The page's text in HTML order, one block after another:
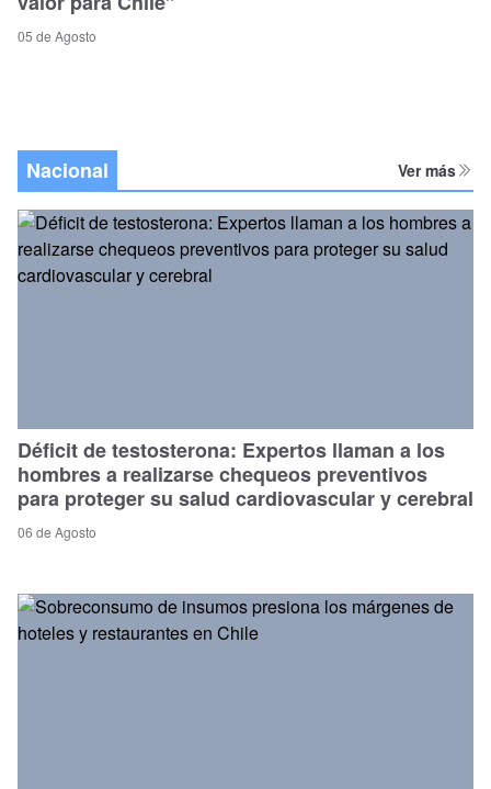
05 de Agosto
Nacional Ver más
Déficit de testosterona: Expertos llaman a los
hombres a realizarse chequeos preventivos
para proteger su salud cardiovascular y cerebral
06 de Agosto